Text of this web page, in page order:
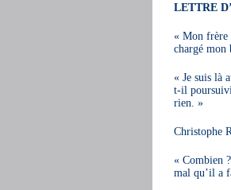
LETTRE
« Mon frère
chargé mon
« Je suis là
t-il
rien. »
Christophe
« Combien
mal qu’il a